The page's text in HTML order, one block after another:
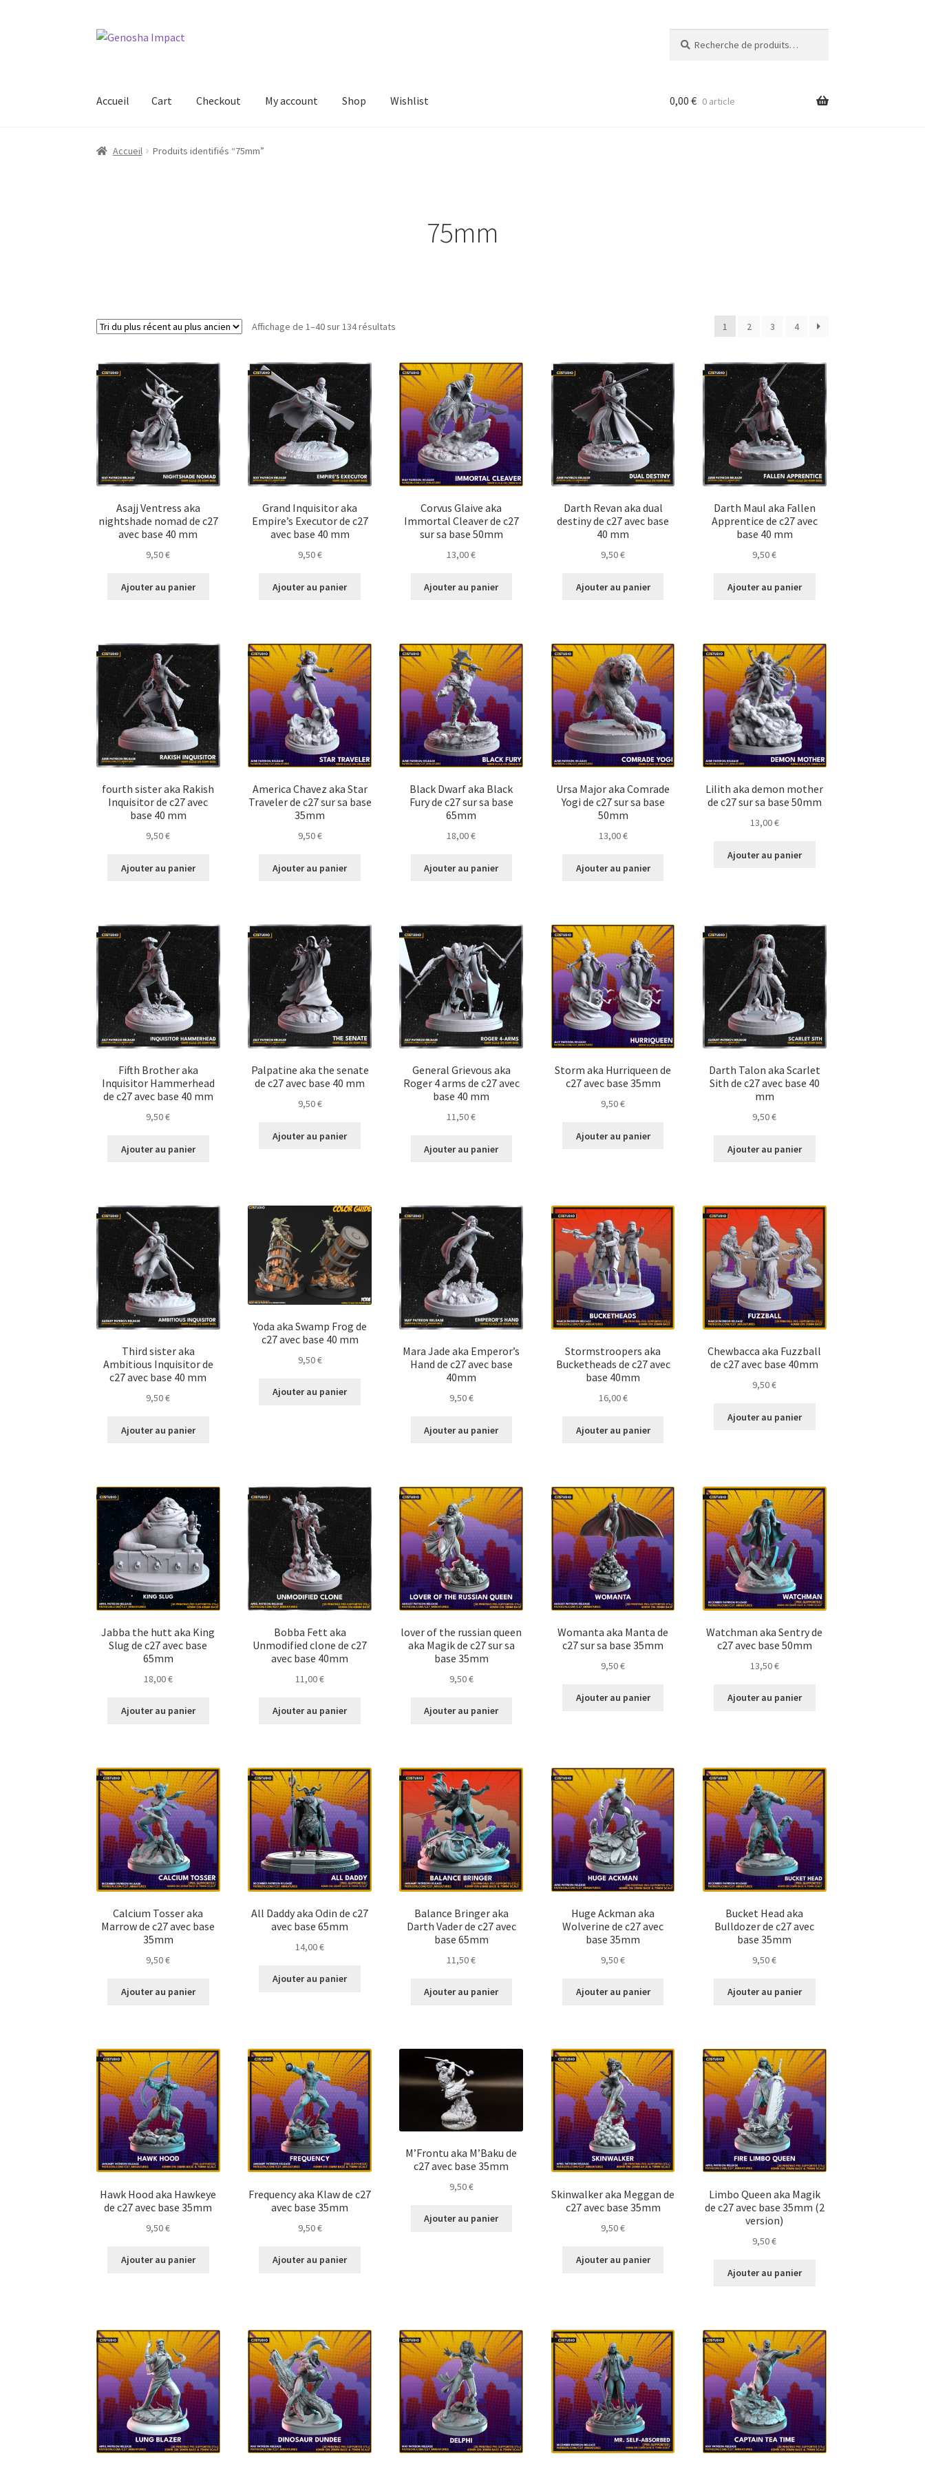
Aller
Aller
pour :
Accueil Cart Checkout My account Shop Wishlist
Accueil Cart Checkout My account Shop
0,00 € 0 article
Accueil Produits identifiés “75mm”
75mm
Affichage de 1–40 sur 134 résultats
récent
au
plus
ancien
1 2 3 4
Asajj Ventress aka
nightshade nomad de c27
avec base 40 mm
9,50€
Ajouter au panier
Grand Inquisitor aka
Empire’s Executor de c27
avec base 40 mm
9,50€
Ajouter au panier
Corvus Glaive aka
Immortal Cleaver de c27
sur sa base 50mm
13,00€
Ajouter au panier
Darth Revan aka dual
destiny de c27 avec base
40 mm
9,50€
Ajouter au panier
Darth Maul aka Fallen
Apprentice de c27 avec
base 40 mm
9,50€
Ajouter au panier
fourth sister aka Rakish
Inquisitor de c27 avec
base 40 mm
9,50€
Ajouter au panier
America Chavez aka Star
Traveler de c27 sur sa base
35mm
9,50€
Ajouter au panier
Black Dwarf aka Black
Fury de c27 sur sa base
65mm
18,00€
Ajouter au panier
Ursa Major aka Comrade
Yogi de c27 sur sa base
50mm
13,00€
Ajouter au panier
Lilith aka demon mother
de c27 sur sa base 50mm
13,00€
Ajouter au panier
Fifth Brother aka
Inquisitor Hammerhead
de c27 avec base 40 mm
9,50€
Ajouter au panier
Palpatine aka the senate
de c27 avec base 40 mm
9,50€
Ajouter au panier
General Grievous aka
Roger 4 arms de c27 avec
base 40 mm
11,50€
Ajouter au panier
Storm aka Hurriqueen de
c27 avec base 35mm
9,50€
Ajouter au panier
Darth Talon aka Scarlet
Sith de c27 avec base 40
mm
9,50€
Ajouter au panier
Third sister aka
Ambitious Inquisitor de
c27 avec base 40 mm
9,50€
Ajouter au panier
Yoda aka Swamp Frog de
c27 avec base 40 mm
9,50€
Ajouter au panier
Mara Jade aka Emperor’s
Hand de c27 avec base
40mm
9,50€
Ajouter au panier
Stormstroopers aka
Bucketheads de c27 avec
base 40mm
16,00€
Ajouter au panier
Chewbacca aka Fuzzball
de c27 avec base 40mm
9,50€
Ajouter au panier
Jabba the hutt aka King
Slug de c27 avec base
65mm
18,00€
Ajouter au panier
Bobba Fett aka
Unmodified clone de c27
avec base 40mm
11,00€
Ajouter au panier
lover of the russian queen
aka Magik de c27 sur sa
base 35mm
9,50€
Ajouter au panier
Womanta aka Manta de
c27 sur sa base 35mm
9,50€
Ajouter au panier
Watchman aka Sentry de
c27 avec base 50mm
13,50€
Ajouter au panier
Calcium Tosser aka
Marrow de c27 avec base
35mm
9,50€
Ajouter au panier
All Daddy aka Odin de c27
avec base 65mm
14,00€
Ajouter au panier
Balance Bringer aka
Darth Vader de c27 avec
base 65mm
11,50€
Ajouter au panier
Huge Ackman aka
Wolverine de c27 avec
base 35mm
9,50€
Ajouter au panier
Bucket Head aka
Bulldozer de c27 avec
base 35mm
9,50€
Ajouter au panier
Hawk Hood aka Hawkeye
de c27 avec base 35mm
9,50€
Ajouter au panier
Frequency aka Klaw de c27
avec base 35mm
9,50€
Ajouter au panier
M’Frontu aka M’Baku de
c27 avec base 35mm
9,50€
Ajouter au panier
Skinwalker aka Meggan de
c27 avec base 35mm
9,50€
Ajouter au panier
Limbo Queen aka Magik
de c27 avec base 35mm (2
version)
9,50€
Ajouter au panier